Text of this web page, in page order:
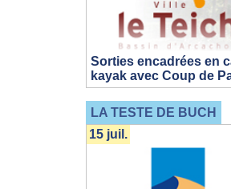
Sorties encadrées en
kayak avec Coup de
LA TESTE DE BUCH
15 juil.